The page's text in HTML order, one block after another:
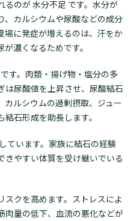
るのが 水分不足 です。水分が
、カルシウムや尿酸などの成分
場に発症が増えるのは、汗をか
濃くなるためです。
す。肉類・揚げ物・塩分の多
は尿酸値を上昇させ、尿酸結石
カルシウムの過剰摂取、ジュー
石形成を助長します。
ています。家族に結石の経験
きやすい体質を受け継いでいる
スクを高めます。ストレスによ
肉量の低下、血流の悪化などが